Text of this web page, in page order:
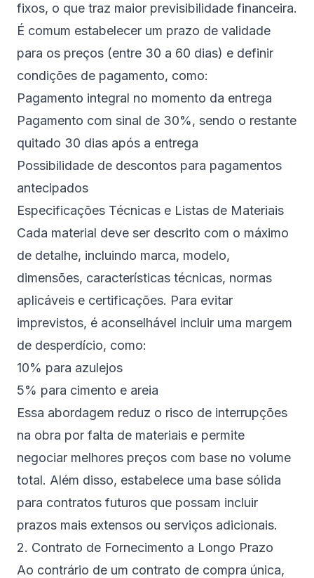
fixos, o que traz maior previsibilidade financeira.
É comum estabelecer um prazo de validade
para os preços (entre 30 a 60 dias) e definir
condições de pagamento, como:
Pagamento integral no momento da entrega
Pagamento com sinal de 30%, sendo o restante
quitado 30 dias após a entrega
Possibilidade de descontos para pagamentos
antecipados
Especificações Técnicas e Listas de Materiais
Cada material deve ser descrito com o máximo
de detalhe, incluindo marca, modelo,
dimensões, características técnicas, normas
aplicáveis e certificações. Para evitar
imprevistos, é aconselhável incluir uma margem
de desperdício, como:
10% para azulejos
5% para cimento e areia
Essa abordagem reduz o risco de interrupções
na obra por falta de materiais e permite
negociar melhores preços com base no volume
total. Além disso, estabelece uma base sólida
para contratos futuros que possam incluir
prazos mais extensos ou serviços adicionais.
2. Contrato de Fornecimento a Longo Prazo
Ao contrário de um contrato de compra única,